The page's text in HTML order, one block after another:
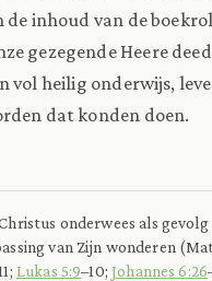
de inhoud van de
gezegende Heere
vol heilig onderwijs,
dat konden doen.
onderwees als gevolg
van Zijn wonderen
Lukas 5:9–10;Johannes 6:26